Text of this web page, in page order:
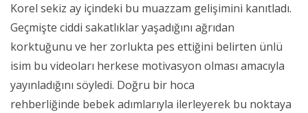
Korel sekiz ay içindeki bu muazzam gelişimini kanıtladı.
Geçmişte ciddi sakatlıklar yaşadığını ağrıdan
korktuğunu ve her zorlukta pes ettiğini belirten ünlü
isim bu videoları herkese motivasyon olması amacıyla
yayınladığını söyledi. Doğru bir hoca
rehberliğinde bebek adımlarıyla ilerleyerek bu noktaya